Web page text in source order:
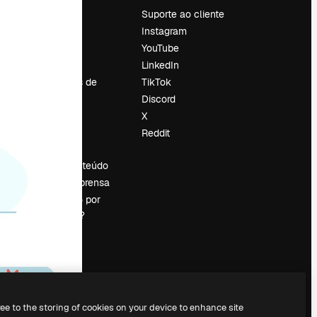
Tendências de
Vender conteúdo
Sala de imprensa
Procurando por
magnific.ai?
Suporte ao cliente
Instagram
YouTube
LinkedIn
TikTok
Discord
X
Reddit
to the storing of cookies on your device to enhance site